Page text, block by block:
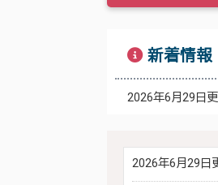
新着情報
2026年6月29日
2026年6月29日